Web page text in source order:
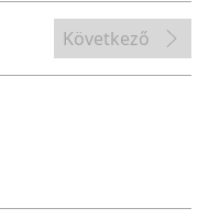
Következő